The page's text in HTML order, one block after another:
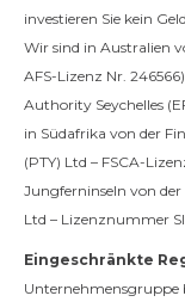
investieren Sie kein
Wir sind in Australien
AFS-Lizenz Nr.
Authority Seychelles
in Südafrika von der
(PTY) Ltd – FSCA-
Jungferninseln von der
Ltd – Lizenznummer
Eingeschränkte
Unternehmensgruppe